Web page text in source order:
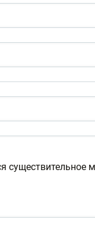
существительное